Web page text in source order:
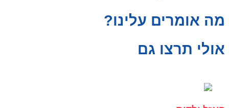
מה אומרים עלינו?
אולי תרצו גם